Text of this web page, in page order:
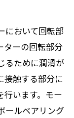
において回転部
ターの回転部分
るために潤滑が
接触する部分に
行います。モー
ールベアリング